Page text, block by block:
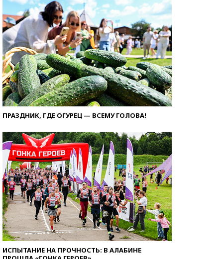
ПРАЗДНИК, ГДЕ ОГУРЕЦ — ВСЕМУ ГОЛОВА!
ИСПЫТАНИЕ НА ПРОЧНОСТЬ: В АЛАБИНЕ